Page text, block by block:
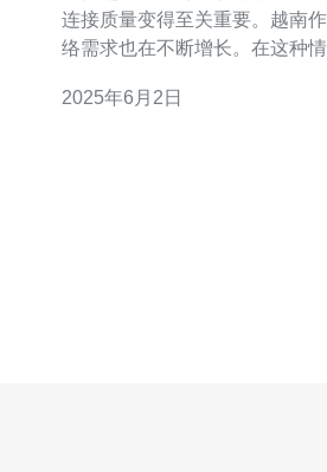
连接质量变得至关重要。越南
络需求也在不断增长。在这种
是指通过中国电信的国际专线
2025年6月2日